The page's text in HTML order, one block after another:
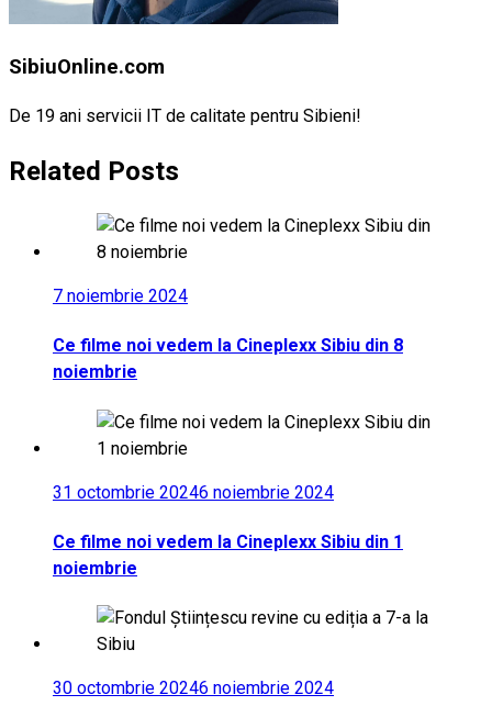
SibiuOnline.com
De 19 ani servicii IT de calitate pentru Sibieni!
Related Posts
7 noiembrie 2024
Ce filme noi vedem la Cineplexx Sibiu din 8
noiembrie
31 octombrie 20246 noiembrie 2024
Ce filme noi vedem la Cineplexx Sibiu din 1
noiembrie
30 octombrie 20246 noiembrie 2024